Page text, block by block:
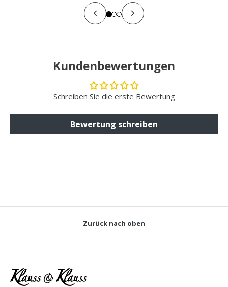
Kundenbewertungen
Schreiben Sie die erste Bewertung
Bewertung schreiben
Zurück nach oben